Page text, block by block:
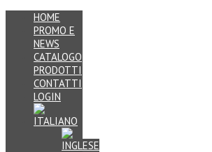
HOME
PROMO E
NEWS
CATALOGO
PRODOTTI
CONTATTI
LOGIN